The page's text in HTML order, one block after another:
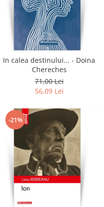
In calea destinului... - Doina
Chereches
71,00 Lei
56,09 Lei
-21%